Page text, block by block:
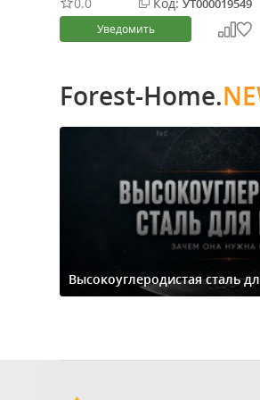
УТ000019549
Уведомить
Forest-Home.
Высокоуглеродистая сталь